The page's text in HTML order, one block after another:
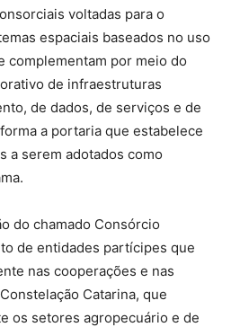
voltadas para o
espaciais baseados no uso
complementam por meio do
de infraestruturas
de dados, de serviços e de
a portaria que estabelece
a serem adotados como
do chamado Consórcio
de entidades partícipes que
nas cooperações e nas
Catarina, que
os setores agropecuário e de